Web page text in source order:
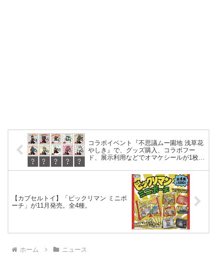
コラボイベント『不思議ムー園地 浅草花
やしき』で、グッズ購入、コラボフー
ド、展示利用などでオマケシールが1枚も
【カプセルトイ】「ビックリマン ミニポ
ーチ」が11月発売。全4種。
ホーム ニュース